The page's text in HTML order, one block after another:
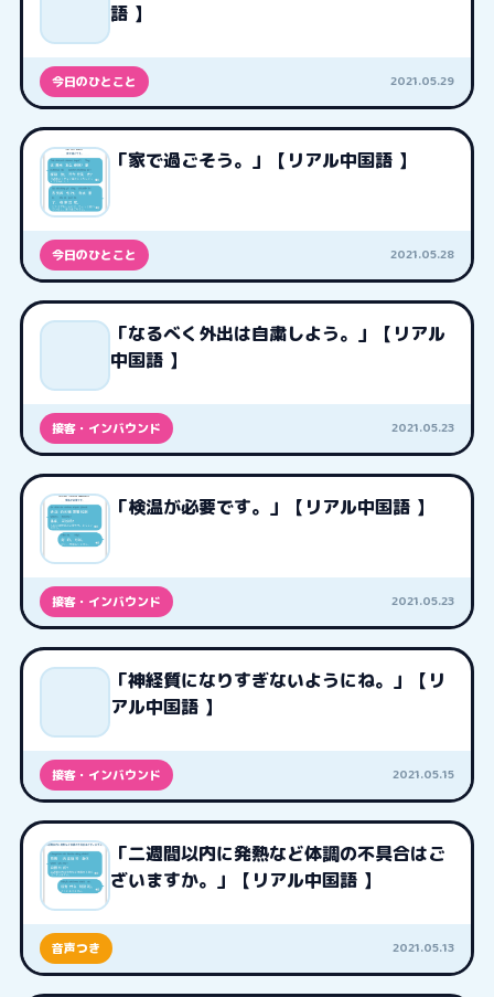
語 】
今日のひとこと 2021.05.29
「家で過ごそう。」【リアル中国語 】
今日のひとこと 2021.05.28
「なるべく外出は自粛しよう。」【リアル
中国語 】
接客・インバウンド 2021.05.23
「検温が必要です。」【リアル中国語 】
接客・インバウンド 2021.05.23
「神経質になりすぎないようにね。」【リ
アル中国語 】
接客・インバウンド 2021.05.15
「二週間以内に発熱など体調の不具合はご
ざいますか。」【リアル中国語 】
音声つき 2021.05.13